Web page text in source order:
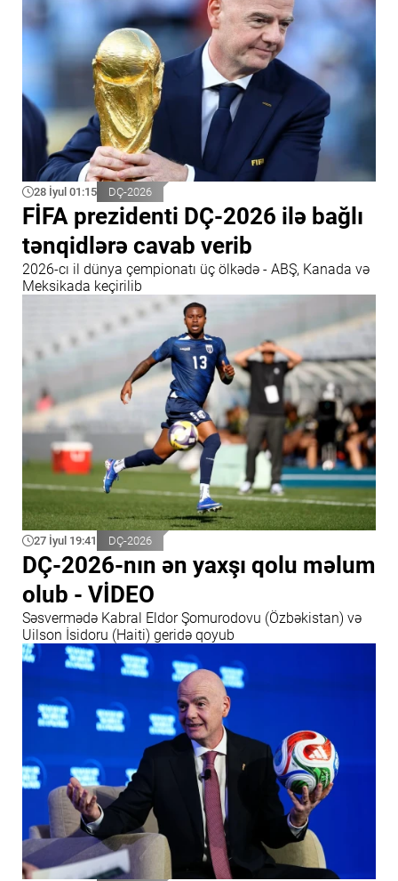
28 İyul 01:15 DÇ-2026
FİFA prezidenti DÇ-2026 ilə bağlı
tənqidlərə cavab verib
2026-cı il dünya çempionatı üç ölkədə - ABŞ, Kanada və
Meksikada keçirilib
27 İyul 19:41 DÇ-2026
DÇ-2026-nın ən yaxşı qolu məlum
olub - VİDEO
Səsvermədə Kabral Eldor Şomurodovu (Özbəkistan) və
Uilson İsidoru (Haiti) geridə qoyub